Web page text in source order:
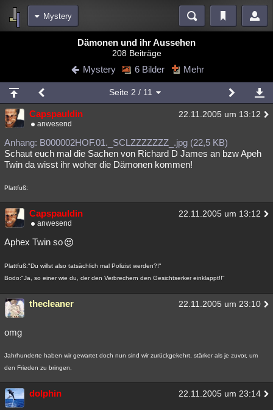
Mystery
Blogs Videos
Chat Wiki Neuigkeiten
meine Rubriken
Menschen Wissenschaft Mystery Kriminalfälle
Spiritualität Verschwörungen Technologie Ufologie
Natur Umfragen Unterhaltung
Philosophie Träume Orte Esoterik Literatur
Astronomie Helpdesk
Clash
Übersichten
Lesenswert
Dämonen und ihr Aussehen
208 Beiträge
Mystery 6 Bilder Mehr
Seite2 / 11
Capspauldin 22.11.2005 um 13:12
anwesend
Anhang: B000002HOF.01._SCLZZZZZZZ_.jpg (22,5 KB)
Schaut euch mal die Sachen von Richard D James an bzw Apeh
Twin da wisst ihr woher die Dämonen kommen!
Plattfuß:
Capspauldin 22.11.2005 um 13:12
anwesend
Aphex Twin so
Plattfuß:"Du willst also tatsächlich mal Polizist werden?!"
Bodo:"Ja, so einer wie du, der den Verbrechern den Gesichtserker einklappt!!"
thecleaner 22.11.2005 um 23:10
omg
Jahrhunderte haben wir gewartet doch nun sind wir zurückgekehrt, stärker als je zuvor, um
den Frieden zu bringen.
dolphin 22.11.2005 um 23:14